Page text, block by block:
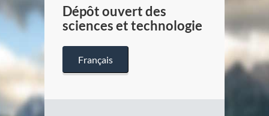
Dépôt ouvert des
sciences et technologie
Français